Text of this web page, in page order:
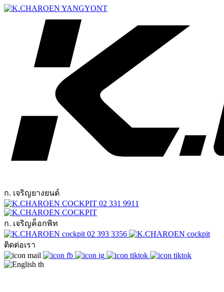
ก. เจริญยางยนต์
02 331 9911
ก. เจริญค็อกพิท
02 393 3356
ติดต่อเรา
th